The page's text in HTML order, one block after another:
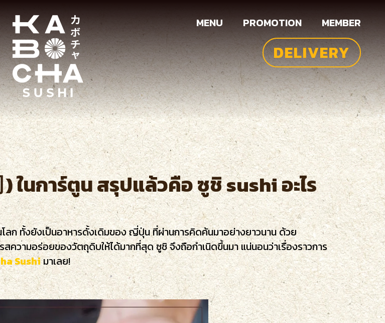
MENU PROMOTION MEMBER
DELIVERY
) ในการ์ตูน สรุปแล้วคือ ซูชิ sushi อะไร
งยังเป็นอาหารดั้งเดิมของ ญี่ปุ่น ที่ผ่านการคิดค้นมาอย่างยาวนาน ด้วย
วามอร่อยของวัตถุดิบให้ได้มากที่สุด ซูชิ จึงถือกำเนิดขึ้นมา แน่นอนว่าเรื่องราวการ
Sushiมาเลย!